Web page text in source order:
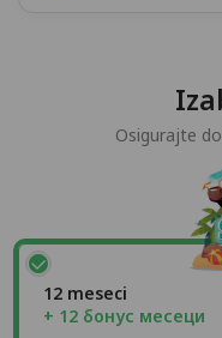
Osigurajte
12 meseci
+ 12 бонус месеци